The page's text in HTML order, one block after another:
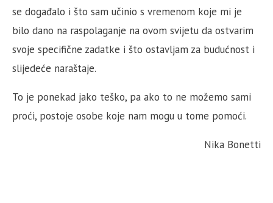
se događalo i što sam učinio s vremenom koje mi je
bilo dano na raspolaganje na ovom svijetu da ostvarim
svoje specifične zadatke i što ostavljam za budućnost i
slijedeće naraštaje.
To je ponekad jako teško, pa ako to ne možemo sami
proći, postoje osobe koje nam mogu u tome pomoći.
Nika Bonetti